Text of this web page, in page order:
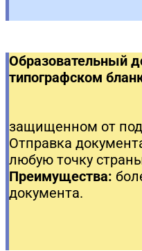
Образовательный
типографском
защищенном от
Отправка
любую точку
Преимущества:
документа.